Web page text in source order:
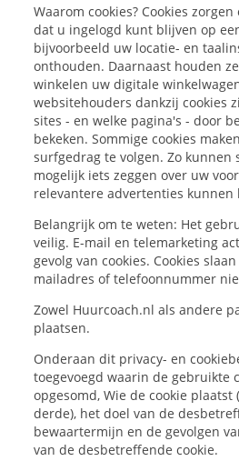
Waarom cookies? Cookies
dat u ingelogd kunt blijven op
bijvoorbeeld uw locatie- en
onthouden. Daarnaast houden
winkelen uw digitale
websitehouders dankzij cookies
sites - en welke pagina's - door
bekeken. Sommige cookies
surfgedrag te volgen. Zo kunnen
mogelijk iets zeggen over uw
relevantere advertenties kunnen
Belangrijk om te weten: Het
veilig. E-mail en telemarketing
gevolg van cookies. Cookies
mailadres of telefoonnummer
Zowel Huurcoach.nl als andere
plaatsen.
Onderaan dit privacy- en
toegevoegd waarin de gebruikte
opgesomd, Wie de cookie
derde), het doel van de
bewaartermijn en de gevolgen
van de desbetreffende cookie.